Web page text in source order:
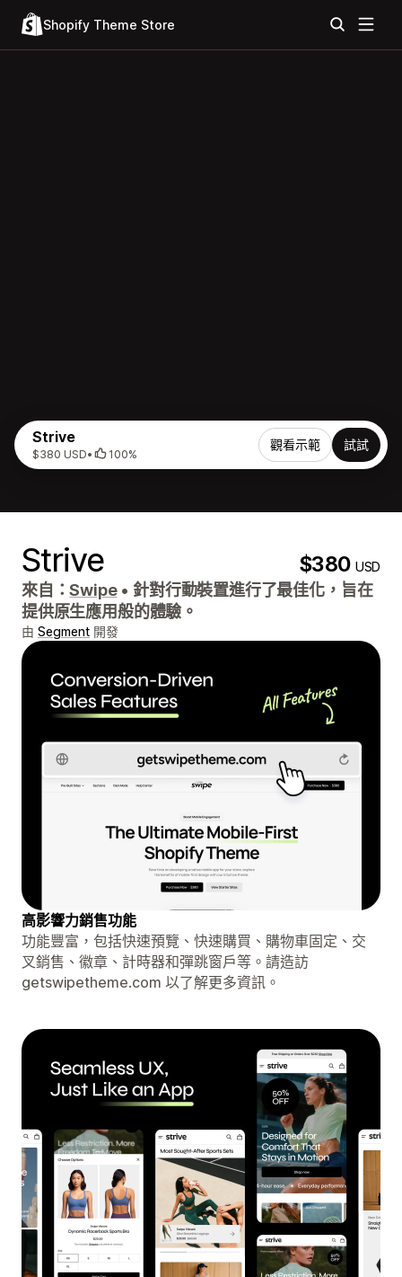
Shopify Theme Store
Strive
$380 USD• 100%
觀看示範 試試
Strive $380USD
來自：Swipe • 針對行動裝置進行了最佳化，旨在
提供原生應用般的體驗。
由 Segment 開發
高影響力銷售功能
功能豐富，包括快速預覽、快速購買、購物車固定、交
叉銷售、徽章、計時器和彈跳窗戶等。請造訪
getswipetheme.com 以了解更多資訊。